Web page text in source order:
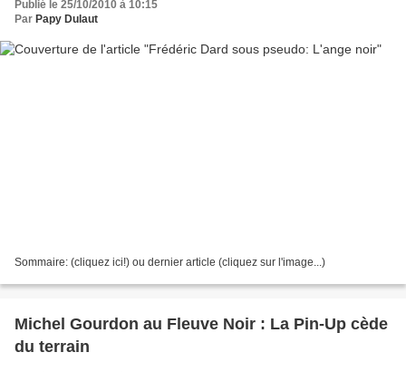
Publié le 25/10/2010 à 10:15
Par Papy Dulaut
Sommaire: (cliquez ici!) ou dernier article (cliquez sur l'image...)
Michel Gourdon au Fleuve Noir : La Pin-Up cède
du terrain